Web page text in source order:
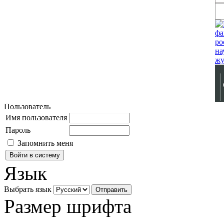
Пользователь
Имя пользователя
Пароль
Запомнить меня
Язык
Выбрать язык
Размер шрифта